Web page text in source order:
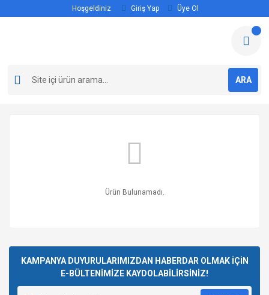
Hoşgeldiniz Giriş Yap Üye Ol
ARA
Ürün Bulunamadı.
KAMPANYA DUYURULARIMIZDAN HABERDAR OLMAK İÇİN
E-BÜLTENİMİZE KAYDOLABİLİRSİNİZ!